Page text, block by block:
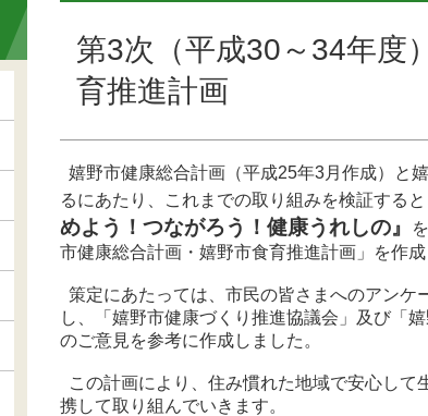
第3次（平成30～34年度
育推進計画
嬉野市健康総合計画（平成25年3月作成）と
るにあたり、これまでの取り組みを検証する
めよう！つながろう！健康うれしの』
市健康総合計画・嬉野市食育推進計画」を作成
策定にあたっては、市民の皆さまへのアン
し、「嬉野市健康づくり推進協議会」及び「
のご意見を参考に作成しました。
この計画により、住み慣れた地域で安心し
携して取り組んでいきます。